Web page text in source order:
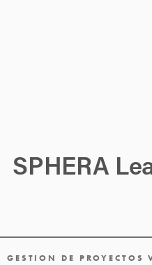
SPHERA
GESTION DE PROYECTOS